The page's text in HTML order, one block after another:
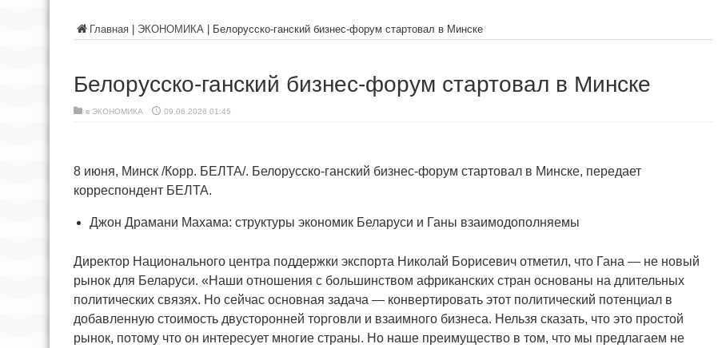
Главная ЭКОНОМИКА Белорусско-ганский бизнес-форум стартовал в Минске
Белорусско-ганский бизнес-форум стартовал в Минске
в ЭКОНОМИКА 09.06.2026 01:45
8 июня, Минск /Корр. БЕЛТА/. Белорусско-ганский бизнес-форум стартовал в Минске, передает
корреспондент БЕЛТА.
Джон Драмани Махама: структуры экономик Беларуси и Ганы взаимодополняемы
Директор Национального центра поддержки экспорта Николай Борисевич отметил, что Гана — не новый
рынок для Беларуси. «Наши отношения с большинством африканских стран основаны на длительных
политических связях. Но сейчас основная задача — конвертировать этот политический потенциал в
добавленную стоимость двусторонней торговли и взаимного бизнеса. Нельзя сказать, что это простой
рынок, потому что он интересует многие страны. Но наше преимущество в том, что мы предлагаем не